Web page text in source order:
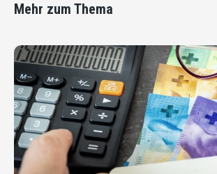
Mehr zum Thema